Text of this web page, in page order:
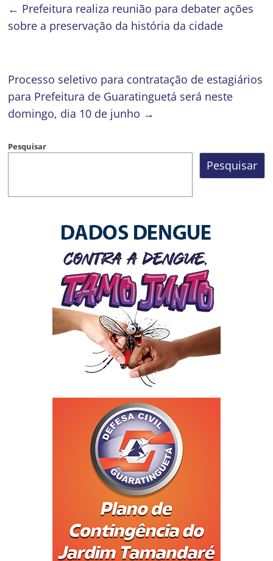
← Prefeitura realiza reunião para debater ações
sobre a preservação da história da cidade
Processo seletivo para contratação de estagiários
para Prefeitura de Guaratinguetá será neste
domingo, dia 10 de junho →
Pesquisar
Pesquisar